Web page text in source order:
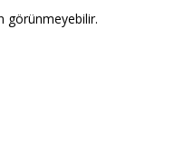
görünmeyebilir.